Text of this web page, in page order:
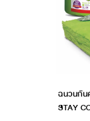
ฉนวนกัน
STAY